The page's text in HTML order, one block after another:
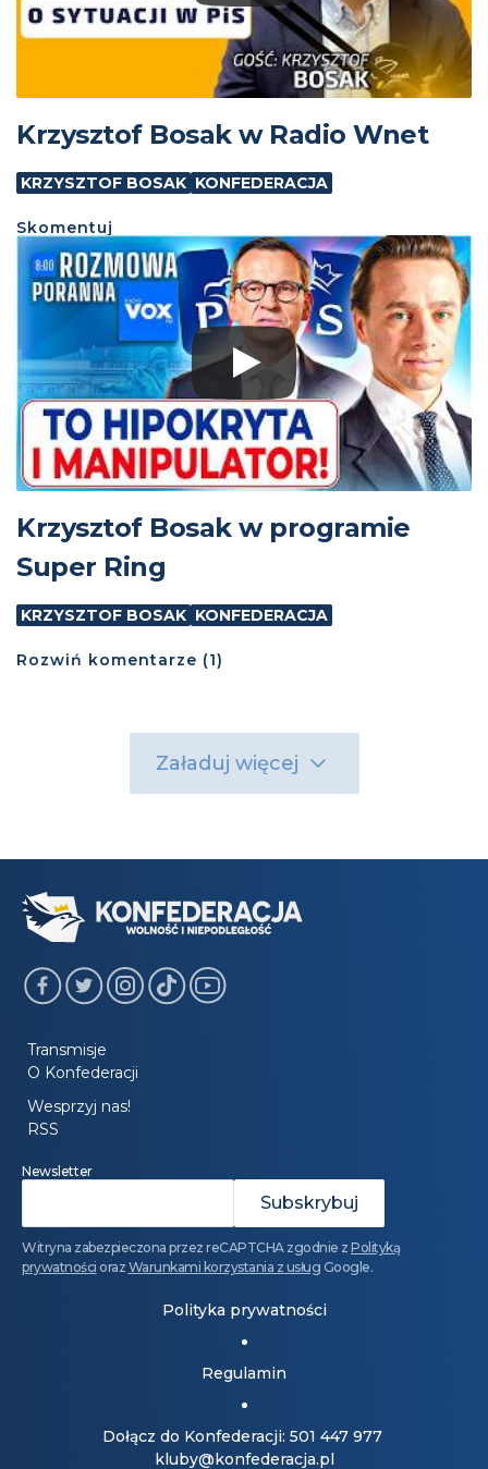
Krzysztof Bosak w Radio Wnet
KRZYSZTOF BOSAK KONFEDERACJA
Skomentuj
Krzysztof Bosak w programie
Super Ring
KRZYSZTOF BOSAK KONFEDERACJA
Rozwiń komentarze (1)
Załaduj więcej
Transmisje
O Konfederacji
Wesprzyj nas!
RSS
Newsletter
Witryna zabezpieczona przez reCAPTCHA zgodnie z Polityką
prywatności oraz Warunkami korzystania z usług Google.
Polityka prywatności
Regulamin
Dołącz do Konfederacji: 501 447 977
kluby@konfederacja.pl